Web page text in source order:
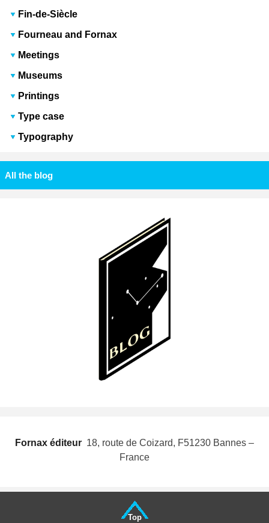
Fin-de-Siècle
Fourneau and Fornax
Meetings
Museums
Printings
Type case
Typography
All the blog
Fornax éditeur  18, route de Coizard, F51230 Bannes –
France
Top